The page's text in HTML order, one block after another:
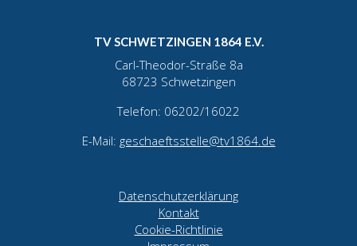
TV SCHWETZINGEN 1864 E.V.
Carl-Theodor-Straße 8a
68723 Schwetzingen
Telefon: 06202/16022
E-Mail: geschaeftsstelle@tv1864.de
Datenschutzerklärung
Kontakt
Cookie-Richtlinie